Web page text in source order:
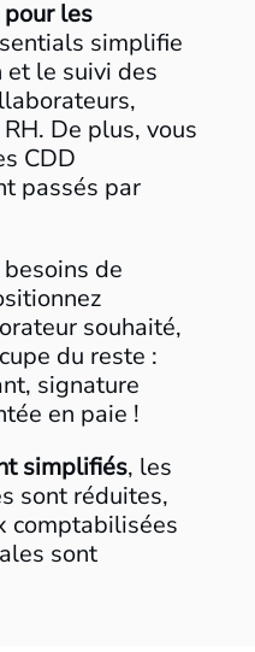
les
simplifie
le suivi des
De plus, vous
CDD
passés par
de
souhaité,
du reste :
signature
en paie !
simplifiés, les
sont réduites,
comptabilisées
sont